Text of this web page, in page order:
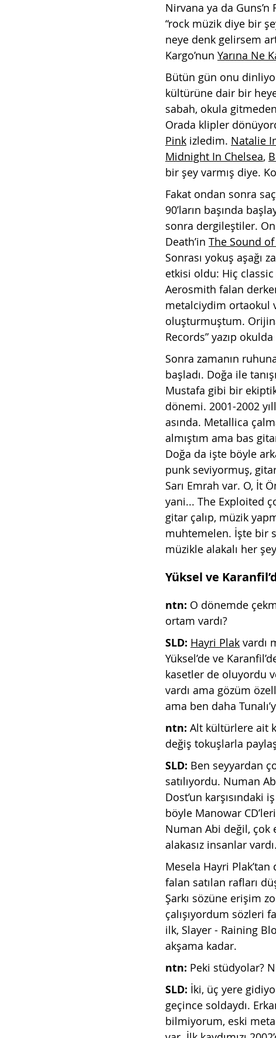
Nirvana ya da
“rock müzik diye bir
neye denk gelirsem
Kargo’nun Yarına Ne
Bütün gün onu
kültürüne dair bir
sabah, okula
Orada klipler
Pink izledim. Natalie
Midnight In Chelsea,
bir şey varmış diye.
Fakat ondan sonra
90’ların başında
sonra dergileştiler.
Death’in The Sound
Sonrası yokuş aşağı
etkisi oldu: Hiç
Aerosmith falan
metalciydim ortaokul
oluşturmuştum.
Records” yazıp
Sonra zamanın
başladı. Doğa ile
Mustafa gibi bir
dönemi. 2001-2002
asında. Metallica
almıştım ama bas
Doğa da işte böyle
punk seviyormuş,
Sarı Emrah var. O, İt
yani... The Exploited
gitar çalıp, müzik
muhtemelen. İşte bir
müzikle alakalı her
Yüksel ve
ntn: O dönemde
ortam vardı?
SLD: Hayri Plak vardı
Yüksel’de ve
kasetler de oluyordu
vardı ama gözüm
ama ben daha
ntn: Alt kültürlere ait
değiş tokuşlarla
SLD: Ben seyyardan
satılıyordu. Numan
Dost’un
böyle Manowar
Numan Abi değil, çok
alakasız insanlar vardı.
Mesela Hayri Plak’tan
falan satılan rafları
Şarkı sözüne erişim
çalışıyordum sözleri
ilk, Slayer - Raining
akşama kadar.
ntn: Peki stüdyolar?
SLD: İki, üç yere
geçince soldaydı.
bilmiyorum, eski